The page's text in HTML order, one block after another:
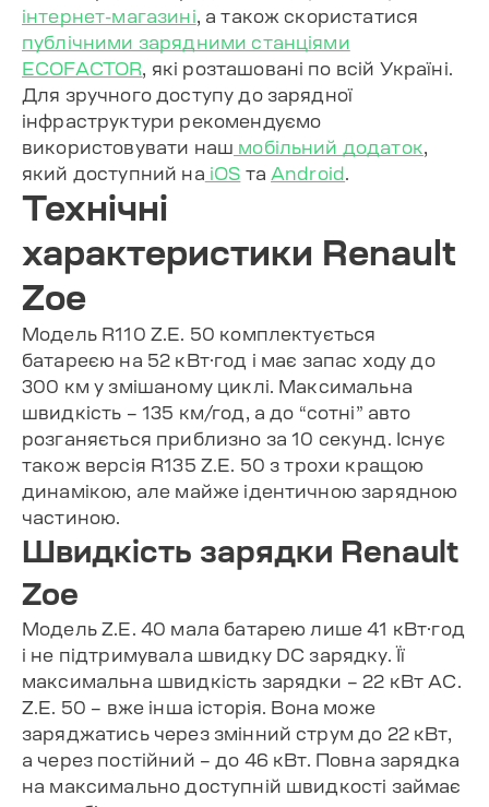
інтернет-магазині , а також скористатися
публічними зарядними станціями
ECOFACTOR , які розташовані по всій Україні.
Для зручного доступу до зарядної
інфраструктури рекомендуємо
використовувати наш мобільний додаток
який доступний на iOS та Android
Технічні
характеристики Renault
Zoe
Модель R110 Z.E. 50 комплектується
батареєю на 52 кВт·год і має запас ходу до
300 км у змішаному циклі. Максимальна
швидкість – 135 км/год, а до “сотні” авто
розганяється приблизно за 10 секунд. Існує
також версія R135 Z.E. 50 з трохи кращою
динамікою, але майже ідентичною зарядною
частиною.
Швидкість зарядки Renault
Zoe
Модель Z.E. 40 мала батарею лише 41 кВт·год
і не підтримувала швидку DC зарядку. Її
максимальна швидкість зарядки – 22 кВт AC.
Z.E. 50 – вже інша історія. Вона може
заряджатись через змінний струм до 22 кВт,
а через постійний – до 46 кВт. Повна зарядка
на максимально доступній швидкості займає